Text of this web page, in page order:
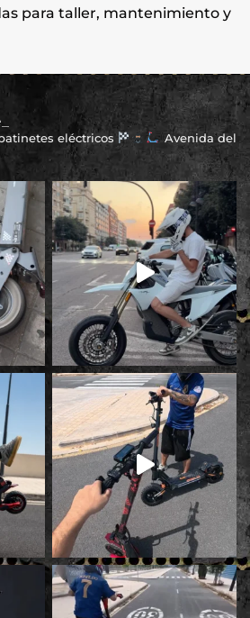
para taller, mantenimiento y
eléctricos
Avenida del